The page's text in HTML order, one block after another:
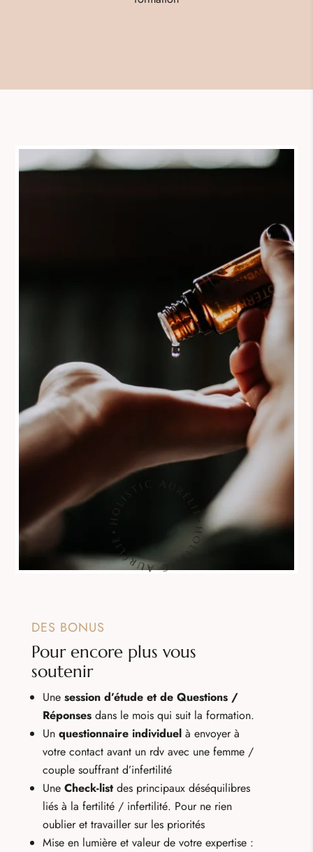
DES BONUS
Pour encore plus vous
soutenir
Une session d’étude et de Questions /
Réponsesdans le mois qui suit la formation.
Un questionnaire individuelà envoyer à
votre contact avant un rdv avec une femme /
couple souffrant d’infertilité
UneCheck-listdes principaux déséquilibres
liés à la fertilité / infertilité. Pour ne rien
oublier et travailler sur les priorités
Mise en lumière et valeur de votre expertise :